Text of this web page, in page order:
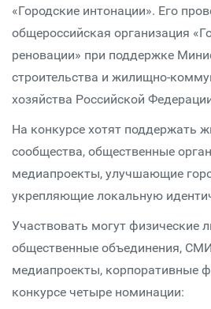
«Городские интонации». Его
общероссийская организация
реновации» при поддержке
строительства и жилищно-
хозяйства Российской
На конкурсе хотят поддержать
сообщества, общественные
медиапроекты, улучшающие
укрепляющие локальную
Участвовать могут физические
общественные объединения,
медиапроекты, корпоративные
конкурсе четыре номинации: